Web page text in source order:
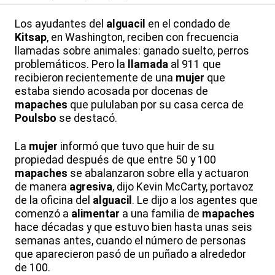
Los ayudantes del alguacil en el condado de
Kitsap, en Washington, reciben con frecuencia
llamadas sobre animales: ganado suelto, perros
problemáticos. Pero la
llamada al 911 que
recibieron recientemente de una mujer que
estaba siendo acosada por docenas de
mapaches que pululaban por su casa cerca de
Poulsbo se destacó.
La mujer informó que tuvo que huir de su
propiedad después de que entre 50 y 100
mapaches se abalanzaron sobre ella y actuaron
de manera agresiva, dijo Kevin McCarty, portavoz
de la oficina del alguacil . Le dijo a los agentes que
comenzó a alimentar a una familia de mapaches
hace décadas y que estuvo bien hasta unas seis
semanas antes, cuando el número de personas
que aparecieron pasó de un puñado a alrededor
de 100.